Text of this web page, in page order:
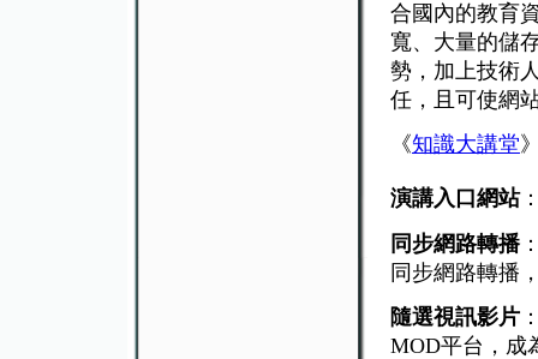
合國內的教育
寬、大量的儲
勢，加上技術
任，且可使網
《知識大講堂
演講入口網站
同步網路轉播
同步網路轉播
隨選視訊影片
MOD平台，成